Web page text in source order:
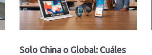
Solo China o Global: Cuáles